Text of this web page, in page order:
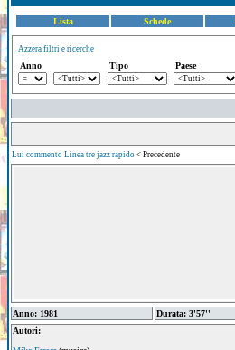
Lista Schede
Azzera filtri e ricerche
Anno Tipo Paese
Lui commento Linea tre jazz rapido < Precedente
Anno: 1981 Durata: 3'57''
Autori: